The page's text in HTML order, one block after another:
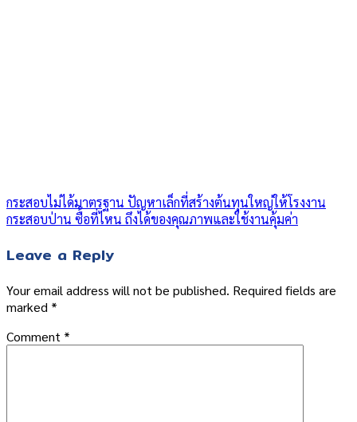
กระสอบไม่ได้มาตรฐาน ปัญหาเล็กที่สร้างต้นทุนใหญ่ให้โรงงาน
กระสอบป่าน ซื้อที่ไหน ถึงได้ของคุณภาพและใช้งานคุ้มค่า
Leave a Reply
Your email address will not be published. Required fields are
marked *
Comment *